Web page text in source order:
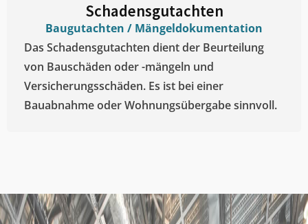
Schadensgutachten
Baugutachten / Mängeldokumentation
Das Schadensgutachten dient der Beurteilung
von Bauschäden oder -mängeln und
Versicherungsschäden. Es ist bei einer
Bauabnahme oder Wohnungsübergabe sinnvoll.